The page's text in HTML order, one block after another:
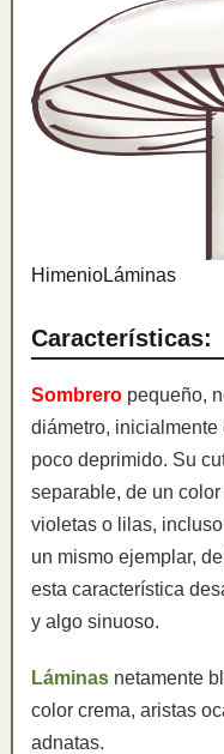
HimenioLáminas
Características:
Sombrero pequeño,
diámetro,
poco deprimido. Su
separable, de un
violetas o lilas,
un mismo ejemplar,
esta característica
y algo sinuoso.
Láminas netamente
color crema, aristas
adnatas.